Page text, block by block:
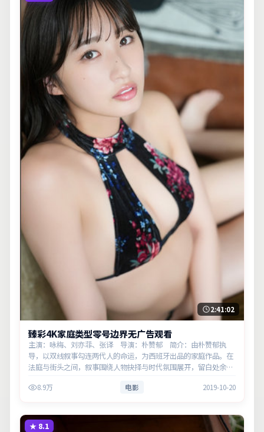
2:41:02
臻彩4K家庭类型零号边界无广告观看
主演：咏梅、刘亦菲、张译 导演：朴赞郁 简介：由朴赞郁执
导，以双线叙事勾连两代人的命运，为西班牙出品的家庭作品。在
法庭与街头之间，叙事围绕人物抉择与时代氛围展开，留白处余味
实意义。
8.9万 电影 2019-10-20
★ 8.1